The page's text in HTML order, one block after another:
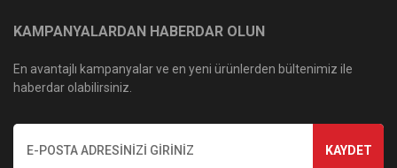
KAMPANYALARDAN HABERDAR OLUN
En avantajlı kampanyalar ve en yeni ürünlerden bültenimiz ile
haberdar olabilirsiniz.
KAYDET